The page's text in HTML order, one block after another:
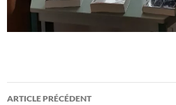
Navigation
ARTICLE PRÉCÉDENT